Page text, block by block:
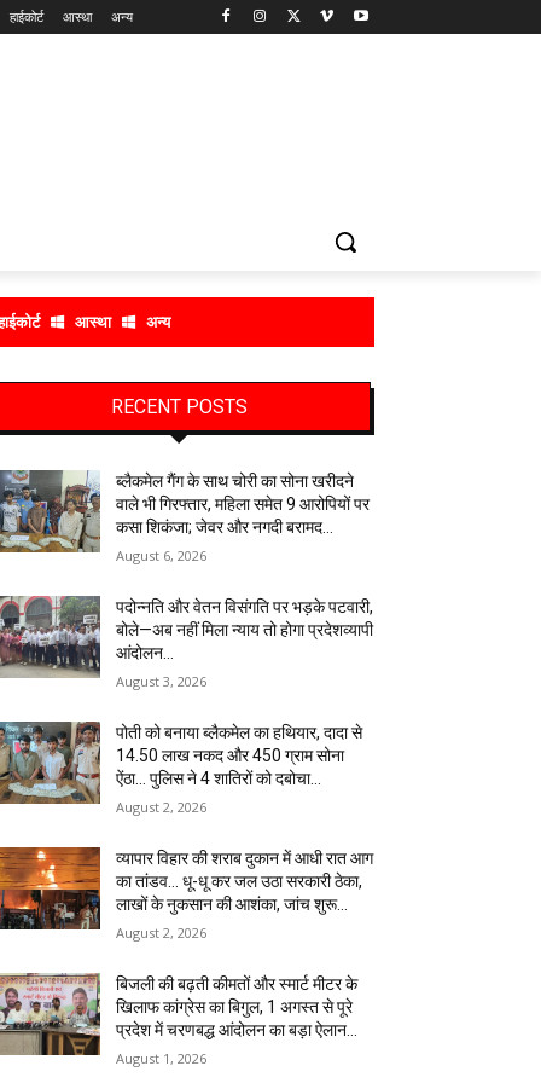
हाईकोर्ट आस्था अन्य
आस्था अन्य
RECENT POSTS
ब्लैकमेल गैंग के साथ चोरी का सोना खरीदने
वाले भी गिरफ्तार, महिला समेत 9 आरोपियों पर
कसा शिकंजा; जेवर और नगदी बरामद…
August 6, 2026
पदोन्नति और वेतन विसंगति पर भड़के पटवारी,
बोले—अब नहीं मिला न्याय तो होगा प्रदेशव्यापी
आंदोलन…
August 3, 2026
पोती को बनाया ब्लैकमेल का हथियार, दादा से
14.50 लाख नकद और 450 ग्राम सोना
ऐंठा… पुलिस ने 4 शातिरों को दबोचा…
August 2, 2026
व्यापार विहार की शराब दुकान में आधी रात आग
का तांडव… धू-धू कर जल उठा सरकारी ठेका,
लाखों के नुकसान की आशंका, जांच शुरू…
August 2, 2026
बिजली की बढ़ती कीमतों और स्मार्ट मीटर के
खिलाफ कांग्रेस का बिगुल, 1 अगस्त से पूरे
प्रदेश में चरणबद्ध आंदोलन का बड़ा ऐलान…
August 1, 2026